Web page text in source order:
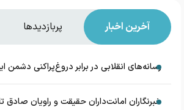
آخرین اخبار پربازدیدها
رسانه‌های انقلابی در برابر دروغ‌پراکنی دشمن
خبرنگاران امانت‌داران حقیقت و راویان صادق